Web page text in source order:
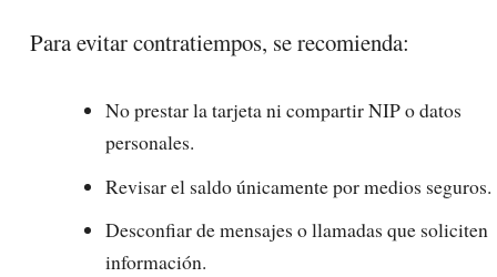
Para evitar contratiempos, se recomienda:
No prestar la tarjeta ni compartir NIP o datos
personales.
Revisar el saldo únicamente por medios seguros.
Desconfiar de mensajes o llamadas que soliciten
información.